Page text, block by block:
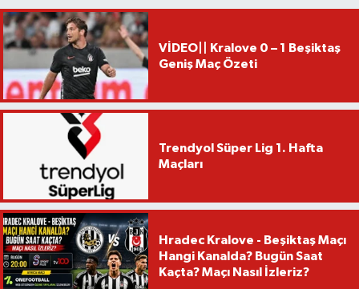
VİDEO|| Kralove 0 – 1 Beşiktaş
Geniş Maç Özeti
Trendyol Süper Lig 1. Hafta
Maçları
Hradec Kralove - Beşiktaş Maçı
Hangi Kanalda? Bugün Saat
Kaçta? Maçı Nasıl İzleriz?